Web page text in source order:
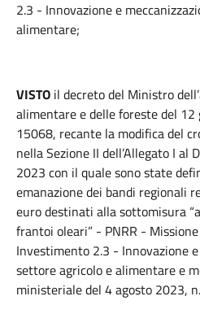
2.3 - Innovazione e
alimentare;
VISTO il decreto del Ministro
alimentare e delle foreste del
15068, recante la modifica del
nella Sezione II dell’Allegato I al
2023 con il quale sono state
emanazione dei bandi regionali
euro destinati alla sottomisura
frantoi oleari” - PNRR -
Investimento 2.3 - Innovazione
settore agricolo e alimentare e
ministeriale del 4 agosto 2023,